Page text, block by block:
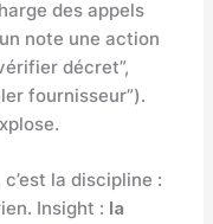
des appels
note une action
décret”,
fournisseur”).
la discipline :
Insight : la